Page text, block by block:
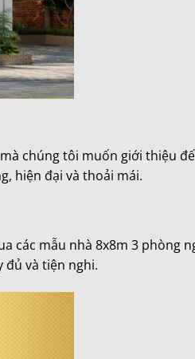
chúng tôi muốn giới thiệu
hiện đại và thoải mái.
các mẫu nhà 8x8m 3 phòng
đủ và tiện nghi.